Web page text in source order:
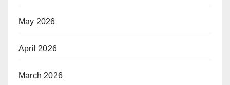
May 2026
April 2026
March 2026